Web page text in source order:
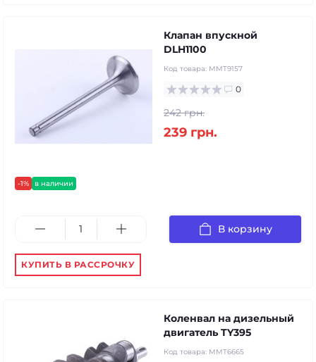
-1% в наличии
Клапан впускной
DLH1100
Код товара: MMT9157
0
242 грн.
239 грн.
В корзину
КУПИТЬ В РАССРОЧКУ
Коленвал на дизельный
двигатель TY395
Код товара: MMT6665